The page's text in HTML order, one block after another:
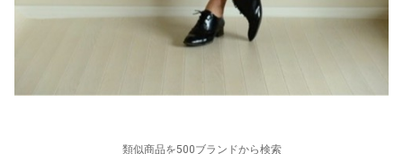
類似商品を500ブランドから検索